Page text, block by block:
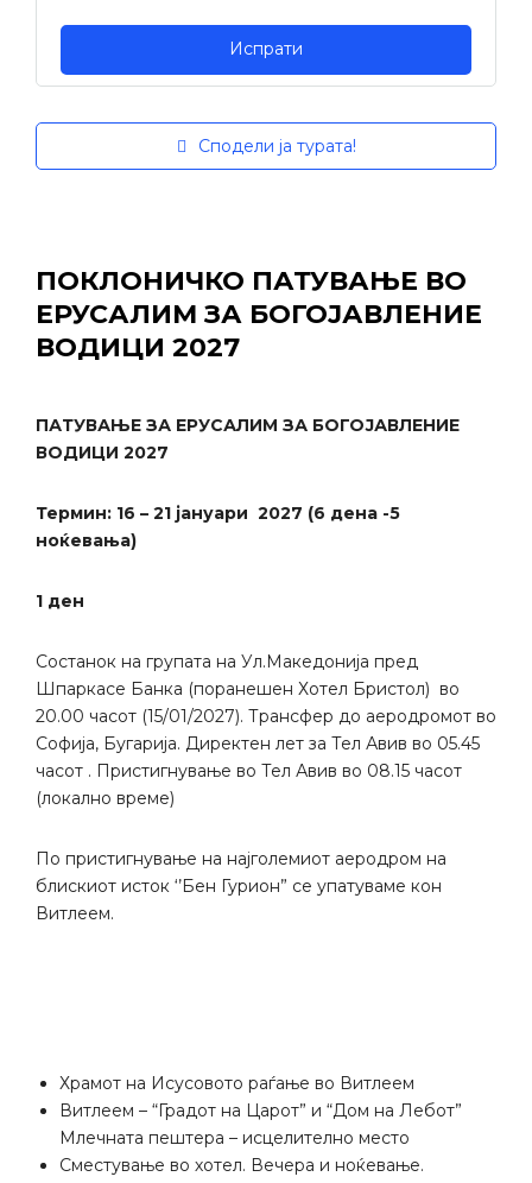
Сподели ја турата!
ПОКЛОНИЧКО ПАТУВАЊЕ ВО
ЕРУСАЛИМ ЗА БОГОЈАВЛЕНИЕ
ВОДИЦИ 2027
ПАТУВАЊЕ ЗА ЕРУСАЛИМ ЗА БОГОЈАВЛЕНИЕ
ВОДИЦИ 2027
Термин: 16 – 21 јануари 2027 (6 дена -5
ноќевања)
1 ден
Состанок на групата на Ул.Македонија пред
Шпаркасе Банка (поранешен Хотел Бристол) во
20.00 часот (15/01/2027). Трансфер до аеродромот во
Софија, Бугарија. Директен лет за Тел Авив во 05.45
часот . Пристигнување во Тел Авив во 08.15 часот
(локално време)
По пристигнување на најголемиот аеродром на
блискиот исток ‘’Бен Гурион” се упатуваме кон
Витлеем.
Храмот на Исусовото раѓање во Витлеем
Витлеем – “Градот на Царот” и “Дом на Лебот”
Млечната пештера – исцелително место
Сместување во хотел. Вечера и ноќевање.